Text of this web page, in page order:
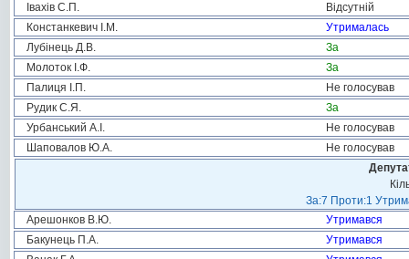
Івахів С.П.
Відсутній
Констанкевич І.М.
Утрималась
Лубінець Д.В.
За
Молоток І.Ф.
За
Палиця І.П.
Не голосував
Рудик С.Я.
За
Урбанський А.І.
Не голосував
Шаповалов Ю.А.
Не голосував
За:7 Проти:1
Арешонков В.Ю.
Утримався
Бакунець П.А.
Утримався